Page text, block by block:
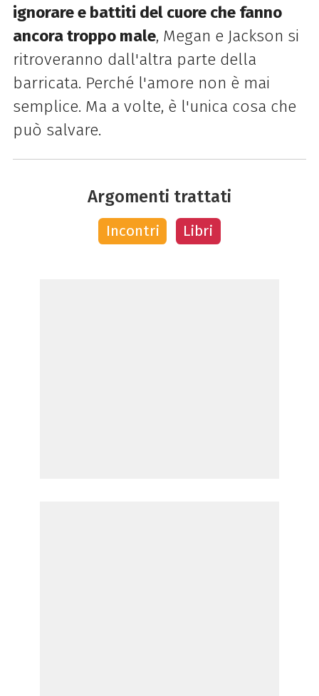
ignorare e battiti del cuore che fanno
ancora troppo male, Megan e Jackson si
ritroveranno dall'altra parte della
barricata. Perché l'amore non è mai
semplice. Ma a volte, è l'unica cosa che
può salvare.
Argomenti trattati
Incontri Libri